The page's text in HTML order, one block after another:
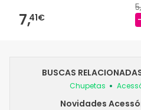
7,41€
BUSCAS
Chupetas
Novidades